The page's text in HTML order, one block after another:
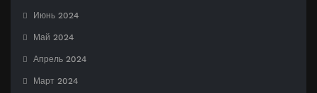
Июнь 2024
Май 2024
Апрель 2024
Март 2024